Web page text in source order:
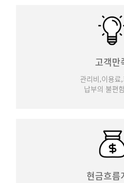
고객만
관리비,이용료
납부의 불편
현금흐름